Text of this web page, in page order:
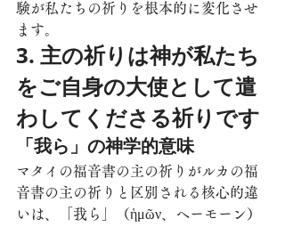
験が私たちの祈りを根本的に変化させ
ます。
3. 主の祈りは神が私たち
をご自身の大使として遣
わしてくださる祈りです
「我ら」の神学的意味
マタイの福音書の主の祈りがルカの福
音書の主の祈りと区別される核心的違
いは、「我ら」（ἡμῶν、ヘーモーン）